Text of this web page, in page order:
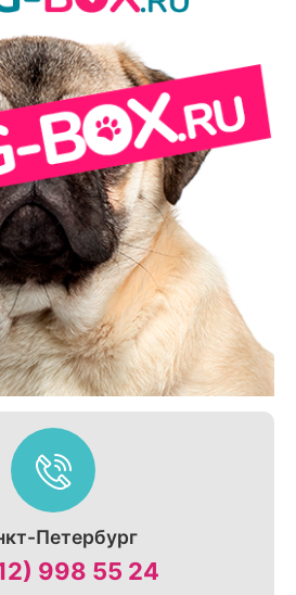
Петербург
998 55 24